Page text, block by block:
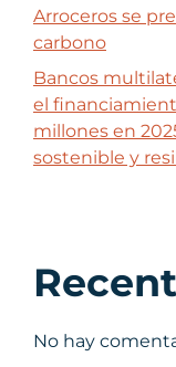
Arroceros se
carbono
Bancos
el
millones en
sostenible y
No hay